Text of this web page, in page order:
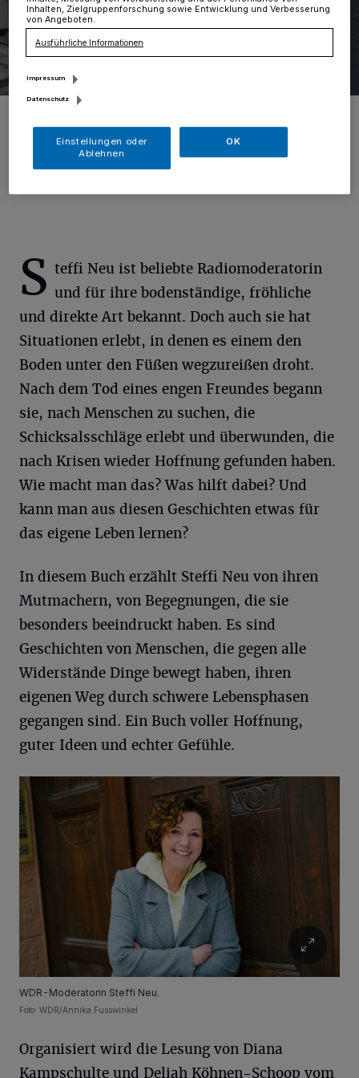
2-Moderatorin Steffi Neu ein. Sie liest aus ihrem Buch "Meine
Mutmacher".
S teffi Neu ist beliebte Radiomoderatorin
und für ihre bodenständige, fröhliche
und direkte Art bekannt. Doch auch sie hat
Situationen erlebt, in denen es einem den
Boden unter den Füßen wegzureißen droht.
Nach dem Tod eines engen Freundes begann
sie, nach Menschen zu suchen, die
Schicksalsschläge erlebt und überwunden, die
nach Krisen wieder Hoffnung gefunden haben.
Wie macht man das? Was hilft dabei? Und
kann man aus diesen Geschichten etwas für
das eigene Leben lernen?
In diesem Buch erzählt Steffi Neu von ihren
Mutmachern, von Begegnungen, die sie
besonders beeindruckt haben. Es sind
Geschichten von Menschen, die gegen alle
Widerstände Dinge bewegt haben, ihren
eigenen Weg durch schwere Lebensphasen
gegangen sind. Ein Buch voller Hoffnung,
guter Ideen und echter Gefühle.
WDR-Moderatorin Steffi Neu.
Foto: WDR/Annika Fusswinkel
Organisiert wird die Lesung von Diana
Kampschulte und Deliah Köhnen-Schoop vom
Inhalten, Zielgruppenforschung sowie Entwicklung und Verbesserung
von Angeboten.
Ausführliche Informationen
Impressum
Datenschutz
Einstellungen oder
Ablehnen
OK